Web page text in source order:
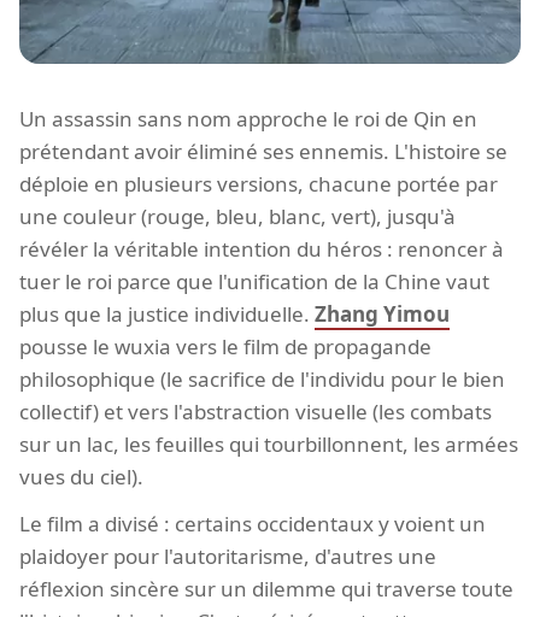
Un assassin sans nom approche le roi de Qin en
prétendant avoir éliminé ses ennemis. L'histoire se
déploie en plusieurs versions, chacune portée par
une couleur (rouge, bleu, blanc, vert), jusqu'à
révéler la véritable intention du héros : renoncer à
tuer le roi parce que l'unification de la Chine vaut
plus que la justice individuelle. Zhang Yimou
pousse le wuxia vers le film de propagande
philosophique (le sacrifice de l'individu pour le bien
collectif) et vers l'abstraction visuelle (les combats
sur un lac, les feuilles qui tourbillonnent, les armées
vues du ciel).
Le film a divisé : certains occidentaux y voient un
plaidoyer pour l'autoritarisme, d'autres une
réflexion sincère sur un dilemme qui traverse toute